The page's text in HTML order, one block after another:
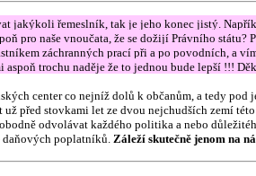
jakýkoli řemeslník, tak je jeho konec jistý.
pro naše vnoučata, že se dožijí Právního
záchranných prací při a po povodních, a
aspoň trochu naděje že to jednou bude lepší !!!
center co nejníž dolů k občanům, a tedy
před stovkami let ze dvou nejchudších zemí
odvolávat každého politika a nebo
daňových poplatníků. Záleží skutečně jenom na